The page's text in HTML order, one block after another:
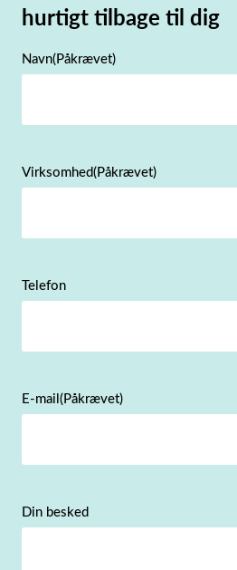
hurtigt tilbage til dig
Navn(Påkrævet)
Virksomhed(Påkrævet)
Telefon
E-mail(Påkrævet)
Din besked